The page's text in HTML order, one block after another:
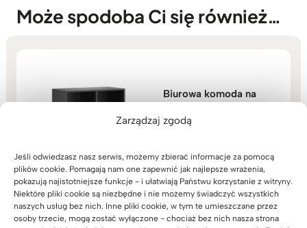
Zarządzaj zgodą
Jeśli odwiedzasz nasz serwis, możemy zbierać informacje za pomocą
plików cookie. Pomagają nam one zapewnić jak najlepsze wrażenia,
pokazują najistotniejsze funkcje - i ułatwiają Państwu korzystanie z witryny.
Niektóre pliki cookie są niezbędne i nie możemy świadczyć wszystkich
naszych usług bez nich. Inne pliki cookie, w tym te umieszczane przez
osoby trzecie, mogą zostać wyłączone - chociaż bez nich nasza strona
Może spodoba Ci się również…
Biurowa komoda na
segregatory z kolekcji
Modern Office
5.00
na 5